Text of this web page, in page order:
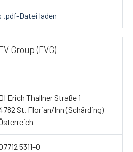
.pdf-Datei laden
Group (EVG)
Erich Thallner Straße 1
St. Florian/Inn (Schärding)
5311-0